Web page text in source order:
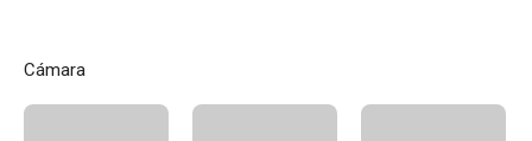
Cámara